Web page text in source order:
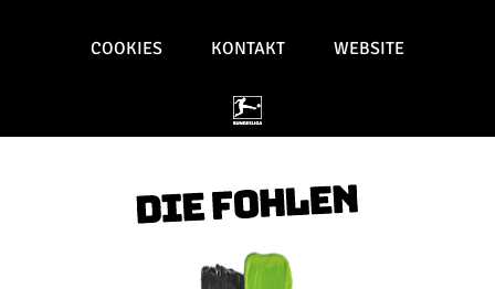
COOKIES KONTAKT WEBSITE